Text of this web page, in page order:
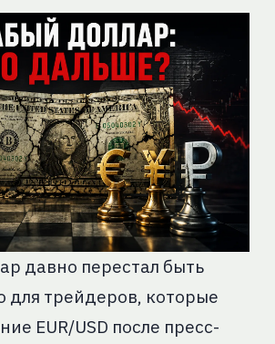
давно перестал быть
для трейдеров, которые
EUR/USD после пресс-